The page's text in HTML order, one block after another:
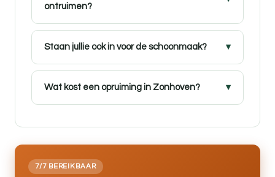
ontruimen?
Staan jullie ook in voor de schoonmaak?
Wat kost een opruiming in Zonhoven?
7/7 BEREIKBAAR